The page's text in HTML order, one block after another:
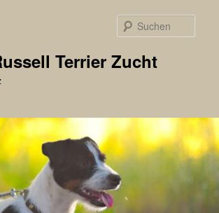
Terrier Zucht